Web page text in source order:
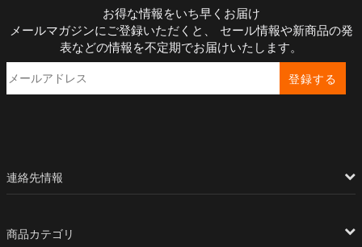
お得な情報をいち早くお届け
メールマガジンにご登録いただくと、 セール情報や新商品の発
表などの情報を不定期でお届けいたします。
登録する
連絡先情報
商品カテゴリ